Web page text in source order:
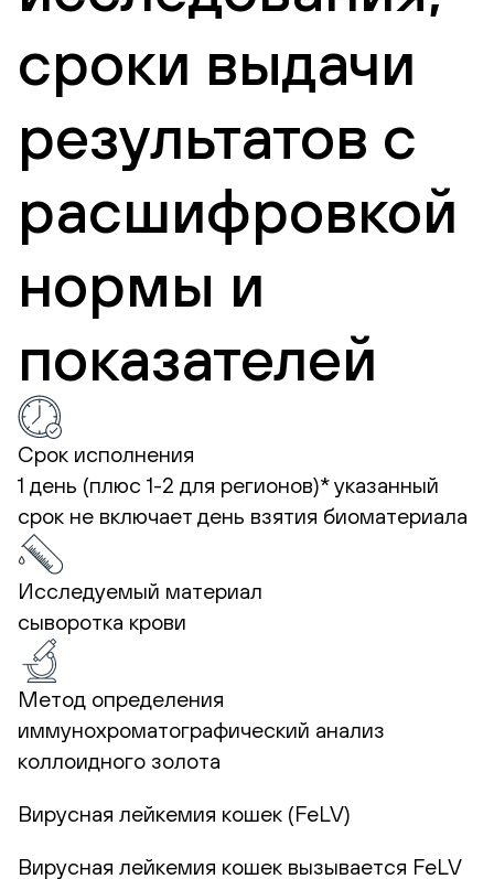
сроки выдачи
результатов с
расшифровкой
нормы и
показателей
Срок исполнения
1 день (плюс 1-2 для регионов)*указанный
срок не включает день взятия биоматериала
Исследуемый материал
сыворотка крови
Метод определения
иммунохроматографический анализ
коллоидного золота
Вирусная лейкемия кошек (FeLV)
Вирусная лейкемия кошек вызывается FeLV